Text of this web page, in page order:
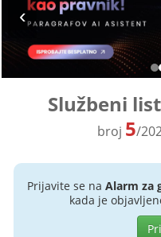
Službeni
broj 5/
Prijavite se na Alarm za
kada je